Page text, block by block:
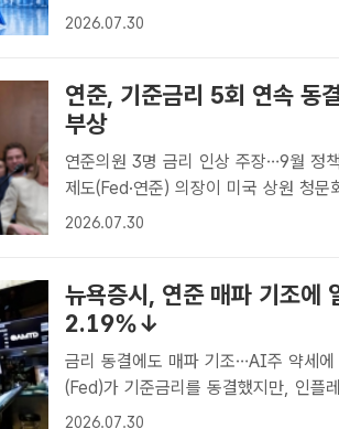
걷고 있따. /더팩트 DB[더팩트｜윤정원
2026.07.30
연준, 기준금리 5회 연속 동
부상
연준의원 3명 금리 인상 주장…9월 정책 방향 주목 케빈
제도(Fed·연준) 의장이 미국 상원 청
하고 있다. /AP.뉴시스[더팩트ㅣ김정산
2026.07.30
뉴욕증시, 연준 매파 기조에
2.19%↓
금리 동결에도 매파 기조…AI주 약세에 증시 '털썩' 미
(Fed)가 기준금리를 동결했지만, 인플
뉴욕증시가 일제히 하락했다. /AP.뉴시
2026.07.30